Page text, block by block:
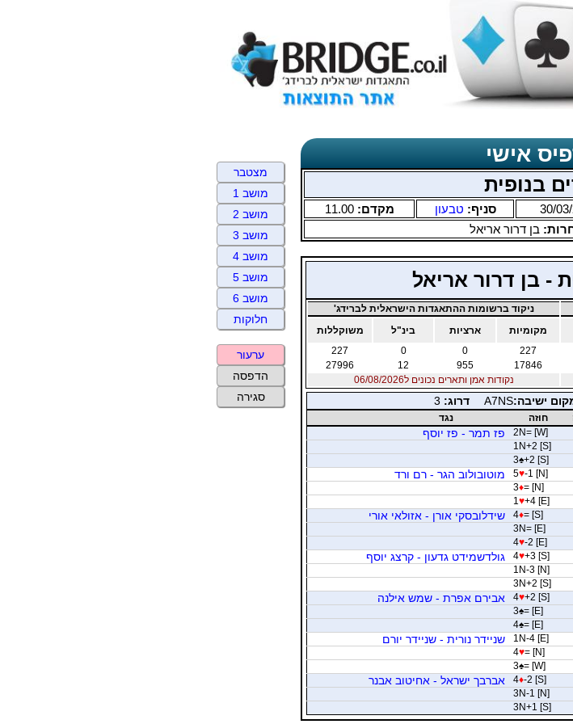
אישי
בנופית
30/ סניף: טבעון מקדם:11.00
בן דרור אריאל
- בן דרור אריאל
ניקוד ברשומות ההתאגדות הישראלית לברידג'
מקומיות ארציות בינ"ל
משוקללות
227
0
0
227
17846
955
12
27996
נקודות אמן ותארים נכונים ל06/08/2026
ישיבה:A7NS דרוג: 3
חוזה
נגד
2N= [W] פז תמר - פז יוסף
1N+2 [S]
3♠+2 [S]
5♥-1 [N] מוטובולוב הגר - רם ורד
3♦= [N]
1 ♥+4 [E]
4♦= [S] שידלובסקי אורן - אזולאי אורי
3N= [E]
4♥-2 [E]
4♥+3 [S] גולדשמידט גדעון - קרצג יוסף
1N-3 [N]
3N+2 [S]
4♥+2 [S] אבירם אפרת - שמש אילנה
3♠= [E]
4♠= [E]
1N-4 [E] שניידר נורית - שניידר יורם
4♥= [N]
3♠= [W]
4♦-2 [S] אברבך ישראל - אחיטוב אבנר
3N-1 [N]
3N+1 [S]
מצטבר
מושב 1
מושב 2
מושב 3
מושב 4
מושב 5
מושב 6
חלוקות
ערעור
הדפסה
סגירה